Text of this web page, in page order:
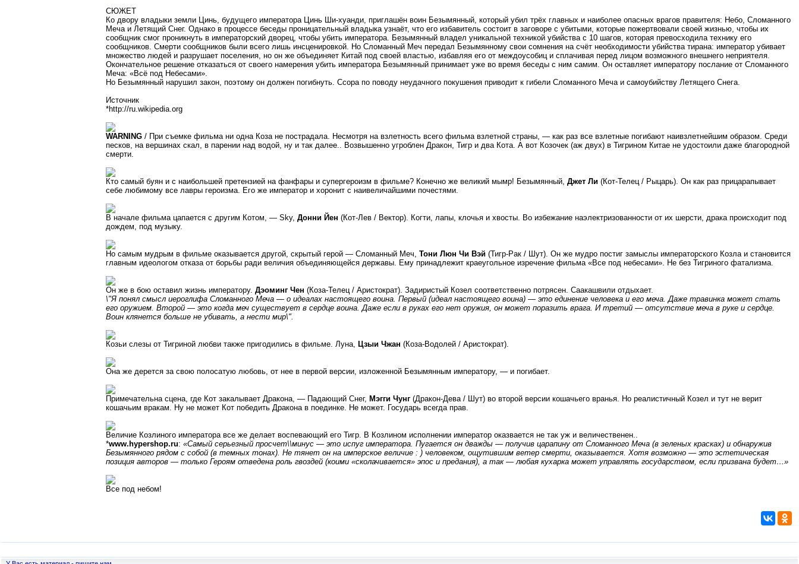
СЮЖЕТ
Ко двору владыки земли Цинь, будущего императора Цинь Ши-хуанди, приглашён воин Безымянный, который убил трёх главных и наиболее опасных врагов правителя: Небо, Сломанного
Меча и Летящий Снег. Однако в процессе беседы проницательный владыка узнаёт, что его избавитель состоит в заговоре с убитыми, которые пожертвовали своей жизнью, чтобы их
сообщник смог проникнуть в императорский дворец, чтобы убить императора. Безымянный владел уникальной техникой убийства с 10 шагов, которая превосходила технику его
сообщников. Смерти сообщников были всего лишь инсценировкой. Но Сломанный Меч передал Безымянному свои сомнения на счёт необходимости убийства тирана: император убивает
множество людей и разрушает поселения, но он же объединяет Китай под своей властью, избавляя его от междоусобиц и сплачивая перед лицом возможного внешнего неприятеля.
Окончательное решение отказаться от своего намерения убить императора Безымянный принимает уже во время беседы с ним самим. Он оставляет императору послание от Сломанного
Меча: «Всё под Небесами».
Но Безымянный нарушил закон, поэтому он должен погибнуть. Ссора по поводу неудачного покушения приводит к гибели Сломанного Меча и самоубийству Летящего Снега.
Источник
*http://ru.wikipedia.org
WARNING / При съемке фильма ни одна Коза не пострадала. Несмотря на взлетность всего фильма взлетной страны, — как раз все взлетные погибают наивзлетнейшим образом. Среди
песков, на вершинах скал, в парении над водой, ну и так далее.. Возвышенно угроблен Дракон, Тигр и два Кота. А вот Козочек (аж двух) в Тигрином Китае не удостоили даже благородной
смерти.
Кто самый буян и с наибольшей претензией на фанфары и супергероизм в фильме? Конечно же великий мымр! Безымянный, Джет Ли (Кот-Телец / Рыцарь). Он как раз прицарапывает
себе любимому все лавры героизма. Его же император и хоронит с наивеличайшими почестями.
В начале фильма цапается с другим Котом, — Sky, Донни Йен (Кот-Лев / Вектор). Когти, лапы, клочья и хвосты. Во избежание наэлектризованности от их шерсти, драка происходит под
дождем, под музыку.
Но самым мудрым в фильме оказывается другой, скрытый герой — Сломанный Меч, Тони Люн Чи Вэй (Тигр-Рак / Шут). Он же мудро постиг замыслы императорского Козла и становится
главным идеологом отказа от борьбы ради величия объединяющейся державы. Ему принадлежит краеугольное изречение фильма «Все под небесами». Не без Тигриного фатализма.
Он же в бою оставил жизнь императору. Дэоминг Чен (Коза-Телец / Аристократ). Задиристый Козел соответственно потрясен. Саакашвили отдыхает.
\"Я понял смысл иероглифа Сломанного Меча — о идеалах настоящего воина. Первый (идеал настоящего воина) — это единение человека и его меча. Даже травинка может стать
его оружием. Второй — это когда меч существует в сердце воина. Даже если в руках его нет оружия, он может поразить врага. И третий — отсутствие меча в руке и сердце.
Воин клянется больше не убивать, а нести мир\".
Козьи слезы от Тигриной любви также пригодились в фильме. Луна, Цзыи Чжан (Коза-Водолей / Аристократ).
Она же дерется за свою полосатую любовь, от нее в первой версии, изложенной Безымянным императору, — и погибает.
Примечательна сцена, где Кот закалывает Дракона, — Падающий Снег, Мэгги Чунг (Дракон-Дева / Шут) во второй версии кошачьего вранья. Но реалистичный Козел и тут не верит
кошачьим вракам. Ну не может Кот победить Дракона в поединке. Не может. Государь всегда прав.
Величие Козлиного императора все же делает воспевающий его Тигр. В Козлином исполнении император оказвается не так уж и величественен..
*www.hypershop.ru: «Самый серьезный просчет\\минус — это испуг императора. Пугается он дважды — получив царапину от Сломанного Меча (в зеленых красках) и обнаружив
Безымянного рядом с собой (в темных тонах). Не тянет он на имперское величие : ) человеком, ощутившим ветер смерти, оказывается. Хотя возможно — это эстетическая
позиция авторов — только Героям отведена роль гвоздей (коими «сколачивается» эпос и предания), а так — любая кухарка может управлять государством, если призвана будет…»
Все под небом!